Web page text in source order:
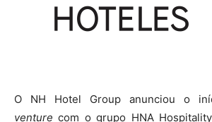
O NH Hotel Group anunciou o
venturecom o grupo HNA